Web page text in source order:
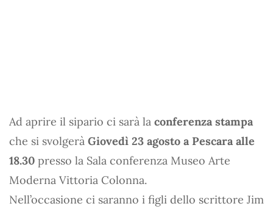
Ad aprire il sipario ci sarà la conferenza stampa
che si svolgerà Giovedì 23 agosto a Pescara alle
18.30 presso la Sala conferenza Museo Arte
Moderna Vittoria Colonna.
Nell’occasione ci saranno i figli dello scrittore Jim